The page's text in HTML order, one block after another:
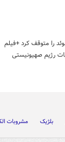
بلژیک مشروبات